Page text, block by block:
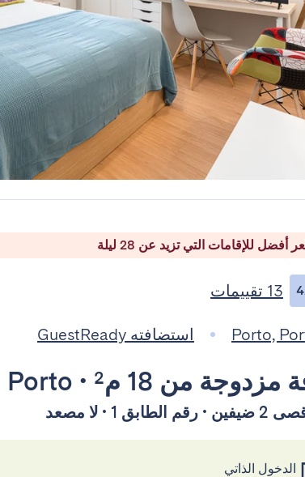
أفضل للإقامات التي تزيد عن 28 ليلة
13 تقييمات
Porto, استضافته GuestReady
مزدوجة من 18 م² •
Porto
1 • لا مصعد
الدخول الذاتي